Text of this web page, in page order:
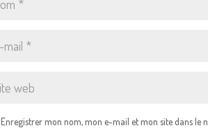
Enregistrer mon nom, mon e-mail et mon site dans